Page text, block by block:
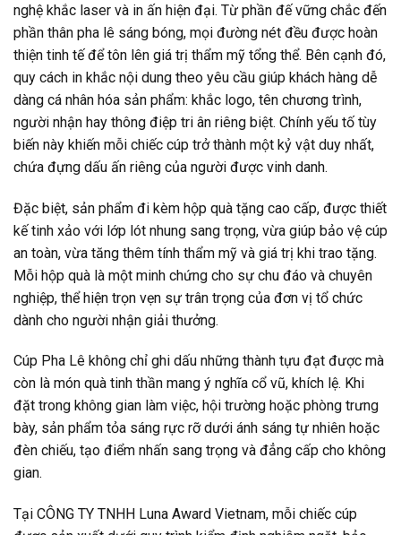
nghệ khắc laser và in ấn hiện đại. Từ phần đế vững chắc đến
phần thân pha lê sáng bóng, mọi đường nét đều được hoàn
thiện tinh tế để tôn lên giá trị thẩm mỹ tổng thể. Bên cạnh đó,
quy cách in khắc nội dung theo yêu cầu giúp khách hàng dễ
dàng cá nhân hóa sản phẩm: khắc logo, tên chương trình,
người nhận hay thông điệp tri ân riêng biệt. Chính yếu tố tùy
biến này khiến mỗi chiếc cúp trở thành một kỷ vật duy nhất,
chứa đựng dấu ấn riêng của người được vinh danh.
Đặc biệt, sản phẩm đi kèm hộp quà tặng cao cấp, được thiết
kế tinh xảo với lớp lót nhung sang trọng, vừa giúp bảo vệ cúp
an toàn, vừa tăng thêm tính thẩm mỹ và giá trị khi trao tặng.
Mỗi hộp quà là một minh chứng cho sự chu đáo và chuyên
nghiệp, thể hiện trọn vẹn sự trân trọng của đơn vị tổ chức
dành cho người nhận giải thưởng.
Cúp Pha Lê không chỉ ghi dấu những thành tựu đạt được mà
còn là món quà tinh thần mang ý nghĩa cổ vũ, khích lệ. Khi
đặt trong không gian làm việc, hội trường hoặc phòng trưng
bày, sản phẩm tỏa sáng rực rỡ dưới ánh sáng tự nhiên hoặc
đèn chiếu, tạo điểm nhấn sang trọng và đẳng cấp cho không
gian.
Tại CÔNG TY TNHH Luna Award Vietnam, mỗi chiếc cúp